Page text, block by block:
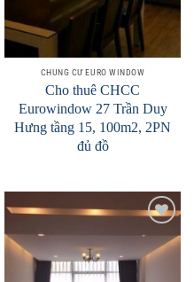
CHUNG CƯ EURO WINDOW
Cho thuê CHCC
Eurowindow 27 Trần Duy
Hưng tầng 15, 100m2, 2PN
đủ đồ